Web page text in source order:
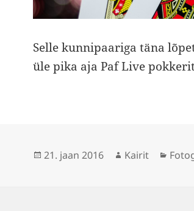
Selle kunnipaariga täna
üle pika aja Paf Live
Postitatud
21. jaan 2016 Autor
Kairit